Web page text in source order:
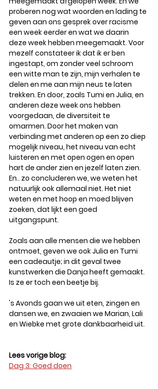
proberen nog wat woorden en lading te
geven aan ons gesprek over racisme
een week eerder en wat we daarin
deze week hebben meegemaakt. Voor
mezelf constateer ik dat ik er ben
ingestapt, om zonder veel schroom
een witte man te zijn, mijn verhalen te
delen en me aan mijn neus te laten
trekken. En door, zoals Tumi en Julia, en
anderen deze week ons hebben
voorgedaan, de diversiteit te
omarmen. Door het maken van
verbinding met anderen op een zo diep
mogelijk niveau, het niveau van echt
luisteren en met open ogen en open
hart de ander zien en jezelf laten zien.
En.. zo concluderen we, we weten het
natuurlijk ook allemaal niet. Het niet
weten en met hoop en moed blijven
zoeken, dat lijkt een goed
uitgangspunt.
Zoals aan alle mensen die we hebben
ontmoet, geven we ook Julia en Tumi
een cadeautje; in dit geval twee
kunstwerken die Danja heeft gemaakt.
Is ze er toch een beetje bij.
's Avonds gaan we uit eten, zingen en
dansen we, en zwaaien we Marian, Lali
en Wiebke met grote dankbaarheid uit.
Lees vorige blog:
Dag 3: Goed doen